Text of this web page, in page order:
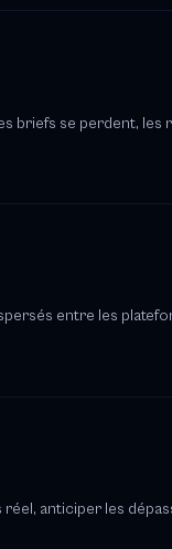
briefs se perdent, les
entre les
anticiper les